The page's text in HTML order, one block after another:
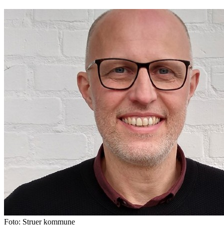
Foto: Struer kommune